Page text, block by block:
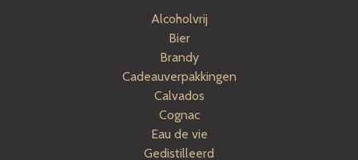
Alcoholvrij
Bier
Brandy
Cadeauverpakkingen
Calvados
Cognac
Eau de vie
Gedistilleerd